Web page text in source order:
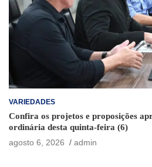
VARIEDADES
Confira os projetos e proposições
ordinária desta quinta-feira (6)
agosto 6, 2026
admin